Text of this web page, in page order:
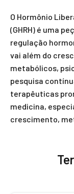
O Hormônio
(GHRH) é uma
regulação
vai além do
metabólicos,
pesquisa
terapêuticas
medicina,
crescimento,